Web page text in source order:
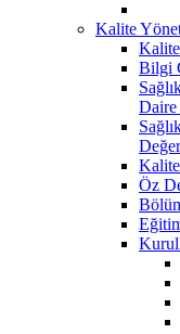
Kalite
Bilgi
Daire
Öz